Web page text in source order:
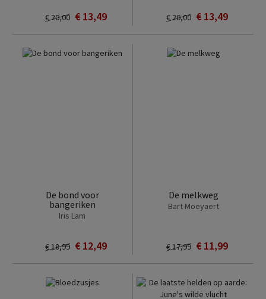
€ 13,49
€ 20,00 € 13,49
€ 20,00
De bond voor
bangeriken
Iris Lam
€ 12,49
€ 18,99
De melkweg
Bart Moeyaert
€ 11,99
€ 17,99